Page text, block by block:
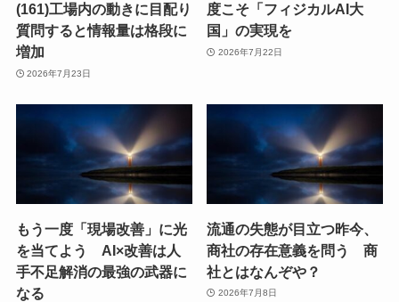
(161)工場内の動きに目配り
質問すると情報量は格段に
増加
2026年7月23日
度こそ「フィジカルAI大
国」の実現を
2026年7月22日
もう一度「現場改善」に光
を当てよう AI×改善は人
手不足解消の最強の武器に
なる
流通の失態が目立つ昨今、
商社の存在意義を問う 商
社とはなんぞや？
2026年7月8日